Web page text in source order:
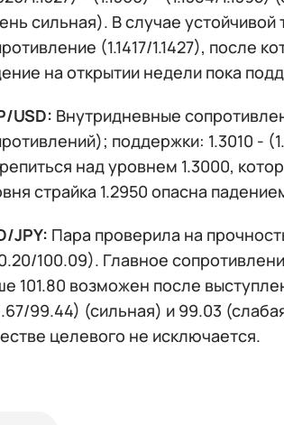
сильная). В случае
(1.1417/1.1427), после
на открытии недели пока
USD: Внутридневные
поддержки: 1.3010 -
над уровнем 1.3000,
страйка 1.2950 опасна
JPY: Пара проверила на
100.09). Главное
101.80 возможен после
99.44) (сильная) и 99.03
целевого не исключается.